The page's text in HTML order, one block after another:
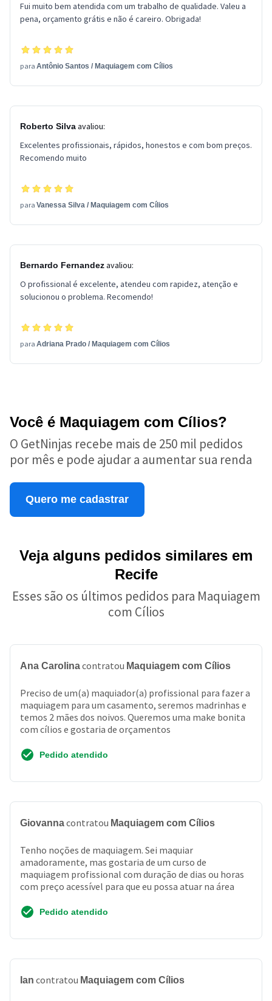
Fui muito bem atendida com um trabalho de qualidade. Valeu a
pena, orçamento grátis e não é careiro. Obrigada!
para Antônio Santos / Maquiagem com Cílios
Roberto Silvaavaliou:
Excelentes profissionais, rápidos, honestos e com bom preços.
Recomendo muito
para Vanessa Silva / Maquiagem com Cílios
Bernardo Fernandezavaliou:
O profissional é excelente, atendeu com rapidez, atenção e
solucionou o problema. Recomendo!
para Adriana Prado / Maquiagem com Cílios
Você é Maquiagem com Cílios?
O GetNinjas recebe mais de 250 mil pedidos
por mês e pode ajudar a aumentar sua renda
Quero me cadastrar
Veja alguns pedidos similares em
Recife
Esses são os últimos pedidos para Maquiagem
com Cílios
Ana Carolinacontratou Maquiagem com Cílios
Preciso de um(a) maquiador(a) profissional para fazer a
maquiagem para um casamento, seremos madrinhas e
temos 2 mães dos noivos. Queremos uma make bonita
com cílios e gostaria de orçamentos
Pedido atendido
Giovannacontratou Maquiagem com Cílios
Tenho noções de maquiagem. Sei maquiar
amadoramente, mas gostaria de um curso de
maquiagem profissional com duração de dias ou horas
com preço acessível para que eu possa atuar na área
Pedido atendido
Ian contratou Maquiagem com Cílios